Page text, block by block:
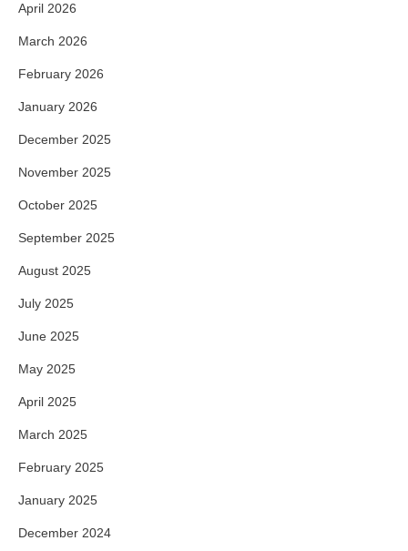
April 2026
March 2026
February 2026
January 2026
December 2025
November 2025
October 2025
September 2025
August 2025
July 2025
June 2025
May 2025
April 2025
March 2025
February 2025
January 2025
December 2024